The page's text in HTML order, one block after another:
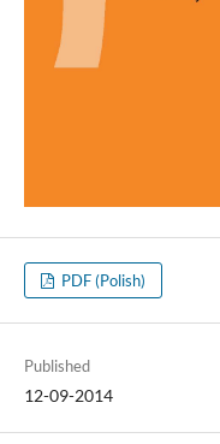
PDF (Polish)
Published
12-09-2014